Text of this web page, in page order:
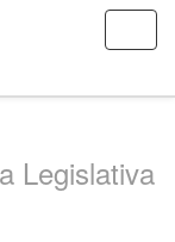
Legislativa